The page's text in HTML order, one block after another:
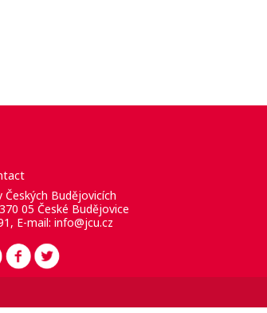
Českých Budějovicích
05 České Budějovice
E-mail: info@jcu.cz